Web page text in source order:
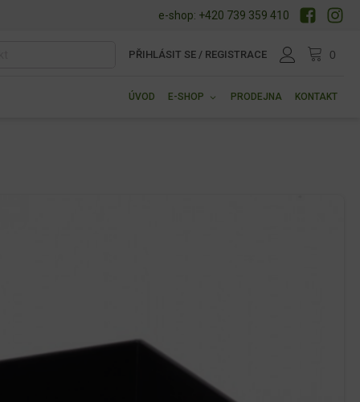
e-shop: +420 739 359 410
PŘIHLÁSIT SE / REGISTRACE
ÚVOD E-SHOP PRODEJNA KONTAKT